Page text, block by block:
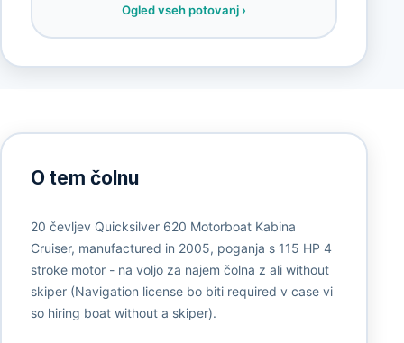
Ogled vseh potovanj ›
O tem čolnu
20 čevljev Quicksilver 620 Motorboat Kabina
Cruiser, manufactured in 2005, poganja s 115 HP 4
stroke motor - na voljo za najem čolna z ali without
skiper (Navigation license bo biti required v case vi
so hiring boat without a skiper).